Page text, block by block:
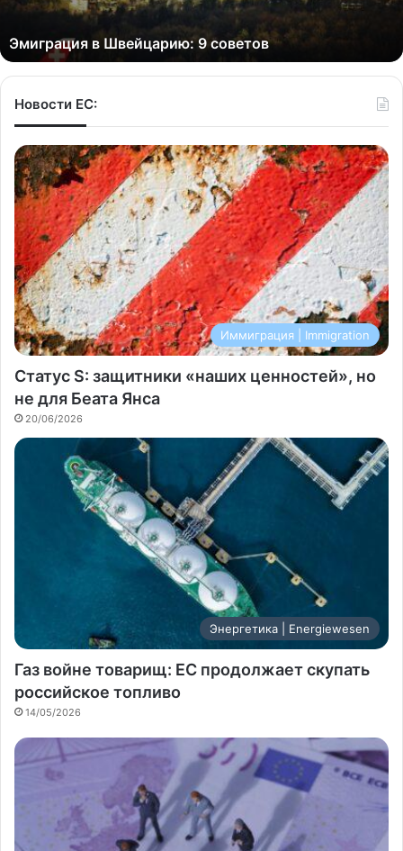
Эмиграция в Швейцарию: 9 советов
Новости ЕС:
Иммиграция | Immigration
Статус S: защитники «наших ценностей», но
не для Беата Янса
20/06/2026
Энергетика | Energiewesen
Газ войне товарищ: ЕС продолжает скупать
российское топливо
14/05/2026